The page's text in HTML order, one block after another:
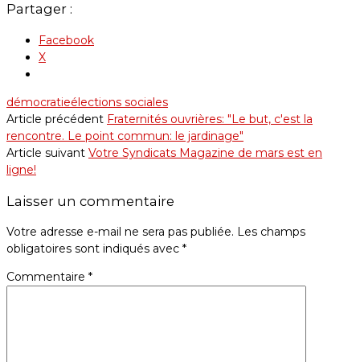
Partager :
Facebook
X
démocratieélections sociales
Article précédent Fraternités ouvrières: "Le but, c'est la
rencontre. Le point commun: le jardinage"
Article suivant Votre Syndicats Magazine de mars est en
ligne!
Laisser un commentaire
Votre adresse e-mail ne sera pas publiée. Les champs
obligatoires sont indiqués avec *
Commentaire *